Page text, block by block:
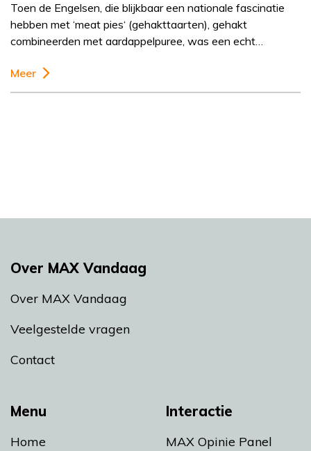
Toen de Engelsen, die blijkbaar een nationale fascinatie
hebben met ‘meat pies‘ (gehakttaarten), gehakt
combineerden met aardappelpuree, was een echt…
Meer
Menu
Home
Interactie
MAX Opinie Panel
Over MAX Vandaag
Over MAX Vandaag
Veelgestelde vragen
Contact